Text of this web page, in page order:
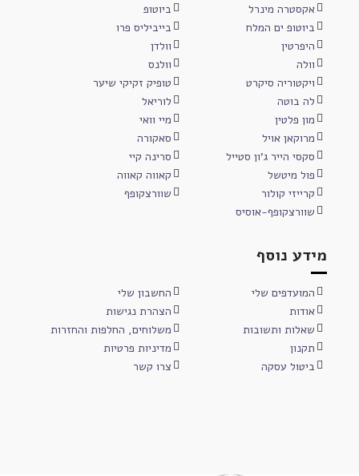
אקסטרה מינרל
ביוטופ
ביוטופ ים המלח
בייביליס פרו
היפרטין
וולדן
וולה
וולנס
ויקטוריה סיקרט
טופיק זקיקי שיער
לה בוטה
לוריאל
מון פלטין
מיי וואי
מרוקאן אויל
סאקורה
סקסי הייר ג'ון סטייל
סרינה קיי
פול מיטשל
קאווה קאווה
קרייזי קולור
שוורצקופף
שוורצקופף-אוסיס
מידע נוסף
המועדפים שלי
החשבון שלי
אודות
הצהרת נגישות
שאלות ותשובות
משלוחים, החלפות והחזרות
תקנון
מדיניות פרטיות
ביטול עסקה
צרו קשר